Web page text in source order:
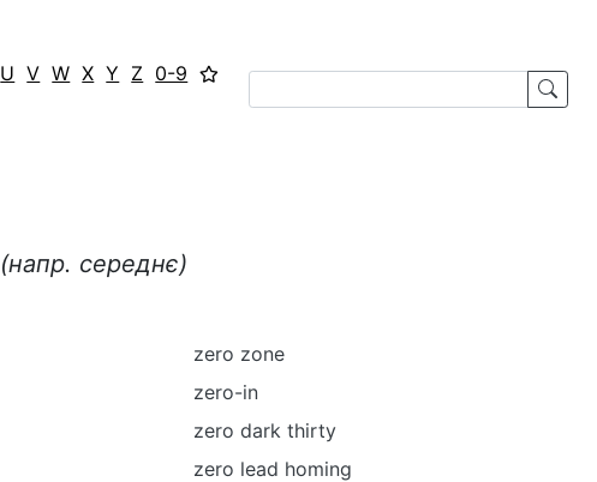
U V W X Y Z 0-9
(напр. середнє)
zero zone
zero-in
zero dark thirty
zero lead homing